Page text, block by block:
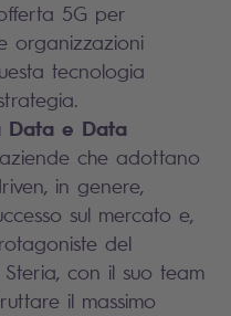
5G per
organizzazioni
tecnologia
Data e Data
che adottano
in genere,
sul mercato e,
del
con il suo team
il massimo